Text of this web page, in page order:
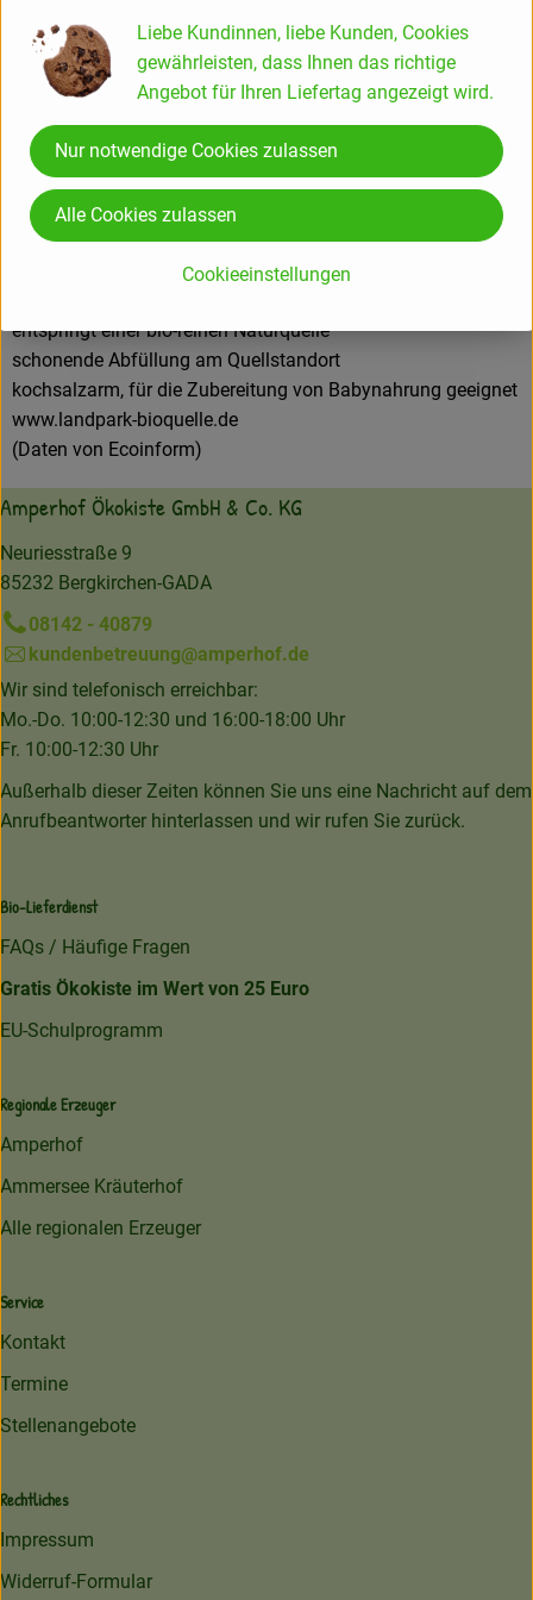
Hersteller: Landpark Bio-Quelle
Deutschland
Heil- und Mineralbrunnen
Johann Spielmann GmbH
entspringt einer bio-reinen Naturquelle
schonende Abfüllung am Quellstandort
kochsalzarm, für die Zubereitung von Babynahrung geeignet
www.landpark-bioquelle.de
(Daten von Ecoinform)
Amperhof Ökokiste GmbH & Co. KG
Neuriesstraße 9
85232 Bergkirchen-GADA
08142 - 40879
kundenbetreuung@amperhof.de
Wir sind telefonisch erreichbar:
Mo.-Do. 10:00-12:30 und 16:00-18:00 Uhr
Fr. 10:00-12:30 Uhr
Außerhalb dieser Zeiten können Sie uns eine Nachricht auf dem
Anrufbeantworter hinterlassen und wir rufen Sie zurück.
Bio-Lieferdienst
FAQs / Häufige Fragen
Gratis Ökokiste im Wert von 25 Euro
EU-Schulprogramm
Regionale Erzeuger
Amperhof
Ammersee Kräuterhof
Alle regionalen Erzeuger
Service
Kontakt
Termine
Stellenangebote
Rechtliches
Impressum
Widerruf-Formular
Liebe Kundinnen, liebe Kunden, Cookies
gewährleisten, dass Ihnen das richtige
Angebot für Ihren Liefertag angezeigt wird.
Cookieeinstellungen
Nur notwendige Cookies zulassen
Alle Cookies zulassen